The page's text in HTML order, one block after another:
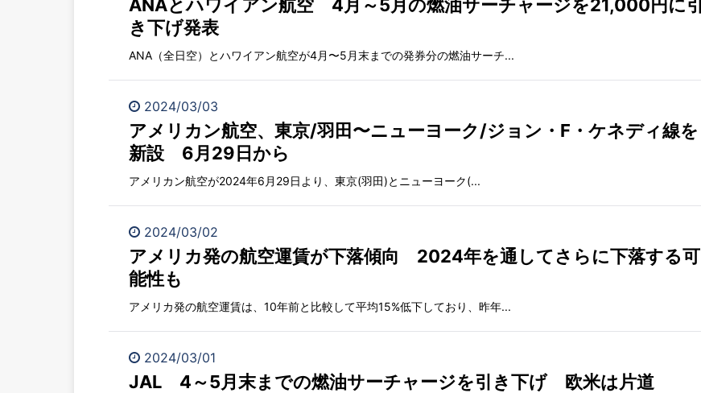
ANAとハワイアン航空 4月～5月の燃油サーチャージを21,000円に引
き下げ発表
ANA（全日空）とハワイアン航空が4月〜5月末までの発券分の燃油サーチ...
2024/03/03
アメリカン航空、東京/羽田〜ニューヨーク/ジョン・F・ケネディ線を
新設 6月29日から
アメリカン航空が2024年6月29日より、東京(羽田)とニューヨーク(...
2024/03/02
アメリカ発の航空運賃が下落傾向 2024年を通してさらに下落する可
能性も
アメリカ発の航空運賃は、10年前と比較して平均15%低下しており、昨年...
2024/03/01
JAL 4～5月末までの燃油サーチャージを引き下げ 欧米は片道